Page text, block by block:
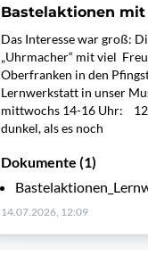
Bastelaktionen
Das Interesse war groß:
„Uhrmacher“ mit viel
Oberfranken in den
Lernwerkstatt in unser
mittwochs 14-16 Uhr:
dunkel, als es noch
Dokumente (1)
14.07.2026, 12:09